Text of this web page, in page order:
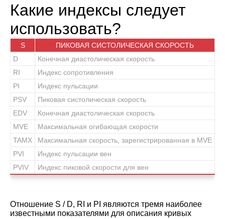
Какие индексы следует
использовать?
S
ПИКОВАЯ СИСТОЛИЧЕСКАЯ СКОРОСТЬ
D
Конечная диастолическая скорость
RI
Индекс сопротивления
PI
Индекс пульсации
PSV
Пиковая систолическая скорость
EDV
Конечная диастолическая скорость
MVE
Максимальная огибающая скорости
TAMX
Максимальная скорость, зарегистрированная в MVE
PVI
Индекс пульсации вен
PVIV
Индекс пиковой скорости для вен
Отношение S / D, RI и PI являются тремя наиболее
известными показателями для описания кривых